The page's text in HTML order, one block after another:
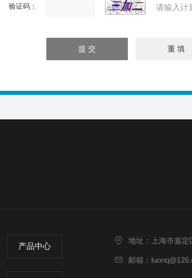
验证码： 请输入计
产品中心
地址：上海市嘉定
邮箱：